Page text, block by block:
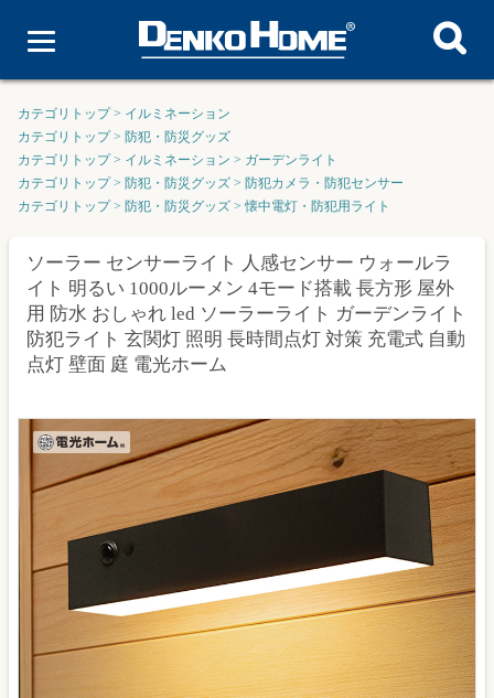
カテゴリトップ > イルミネーション
カテゴリトップ > 防犯・防災グッズ
カテゴリトップ > イルミネーション > ガーデンライト
カテゴリトップ > 防犯・防災グッズ > 防犯カメラ・防犯センサー
カテゴリトップ > 防犯・防災グッズ >懐中電灯・防犯用ライト
ソーラー センサーライト 人感センサー ウォールラ
イト 明るい 1000ルーメン 4モード搭載 長方形 屋外
用 防水 おしゃれ led ソーラーライト ガーデンライト
防犯ライト 玄関灯 照明 長時間点灯 対策 充電式 自動
点灯 壁面 庭 電光ホーム